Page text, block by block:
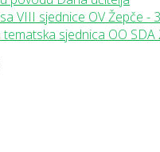
VIII sjednice OV Žepče -
tematska sjednica OO SDA